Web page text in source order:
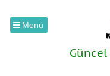
Menü
Güncel